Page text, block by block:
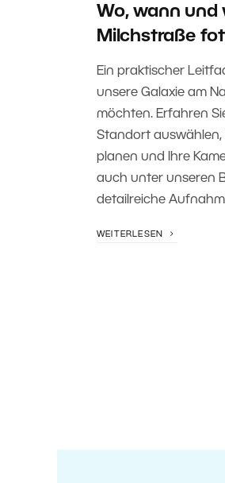
Wo, wann und
Milchstraße
Ein praktischer
unsere Galaxie am
möchten. Erfahren
Standort auswählen,
planen und Ihre
auch unter unseren
detailreiche
WEITERLESEN